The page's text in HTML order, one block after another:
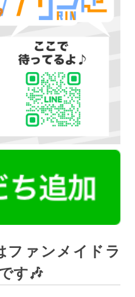
ファンメイドラ
す🎶